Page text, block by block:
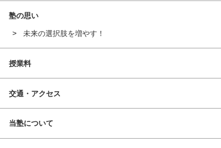
塾の思い
未来の選択肢を増やす！
授業料
交通・アクセス
当塾について